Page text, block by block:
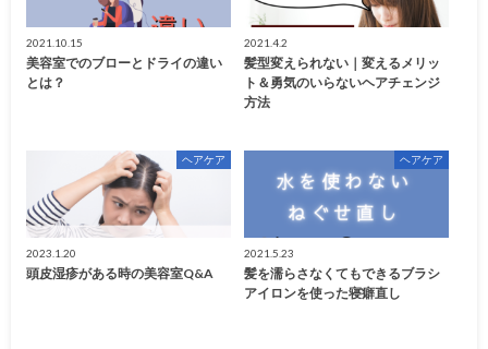
2021.10.15
美容室でのブローとドライの違い
とは？
2021.4.2
髪型変えられない｜変えるメリッ
ト＆勇気のいらないヘアチェンジ
方法
ヘアケア
2023.1.20
頭皮湿疹がある時の美容室Q&A
ヘアケア
2021.5.23
髪を濡らさなくてもできるブラシ
アイロンを使った寝癖直し